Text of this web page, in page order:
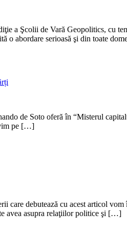
a Şcolii de Vară Geopolitics, cu
o abordare serioasă şi din toate
de Soto oferă în “Misterul
pe […]
debutează cu acest articol
avea asupra relaţiilor politice şi […]